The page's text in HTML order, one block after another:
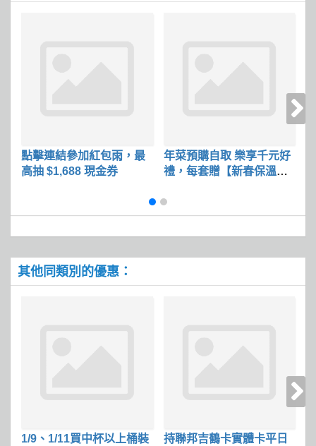
點擊連結參加紅包雨，最
高抽 $1,688 現金券
年菜預購自取 樂享千元好
禮，每套贈【新春保溫提
其他同類別的優惠：
1/9、1/11買中杯以上桶裝
持聯邦吉鶴卡實體卡平日